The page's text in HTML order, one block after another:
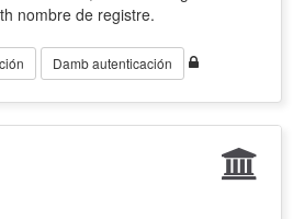
nombre de registre.
Damb autenticación